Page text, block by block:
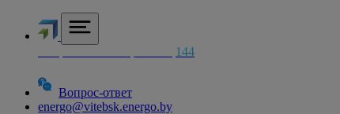
144
Вопрос-ответ
energo@vitebsk.energo.by